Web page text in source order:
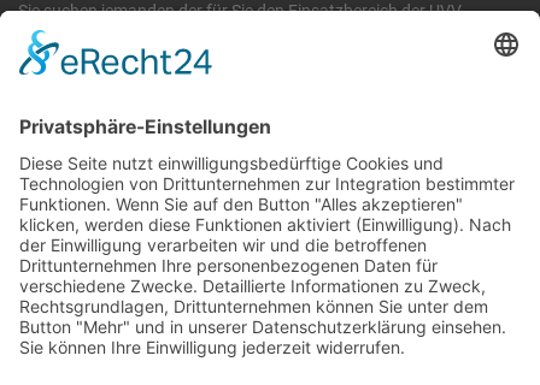
Sie suchen jemanden der für Sie den Einsatzbereich der UVV-
Prüfungen übernimmt oder jemanden der Ihre Mitarbeiter ausbildet
damit diese Baumaschinen bedienen dürfen bzw. der für Sie die
und Ausbildungszentrum Magdeburg richtig.